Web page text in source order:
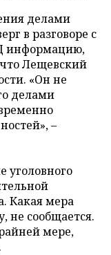
делами
в разговоре с
информацию,
Лещевский
«Он не
делами
–
уголовного
Какая мера
не сообщается.
мере,